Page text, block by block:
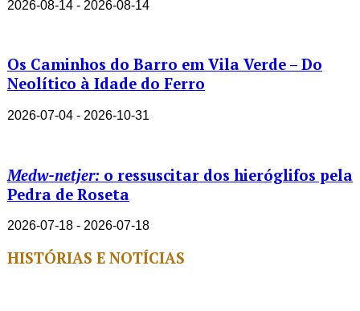
2026-08-14 - 2026-08-14
Os Caminhos do Barro em Vila Verde – Do
Neolítico à Idade do Ferro
2026-07-04 - 2026-10-31
Medw-netjer: o ressuscitar dos hieróglifos pela
Pedra de Roseta
2026-07-18 - 2026-07-18
HISTÓRIAS E NOTÍCIAS